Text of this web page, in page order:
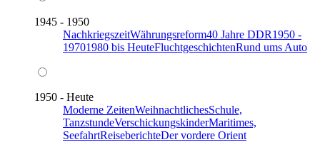
1945 - 1950
NachkriegszeitWährungsreform40 Jahre DDR1950 -
19701980 bis HeuteFluchtgeschichtenRund ums Auto
1950 - Heute
Moderne ZeitenWeihnachtlichesSchule,
TanzstundeVerschickungskinderMaritimes,
SeefahrtReiseberichteDer vordere Orient